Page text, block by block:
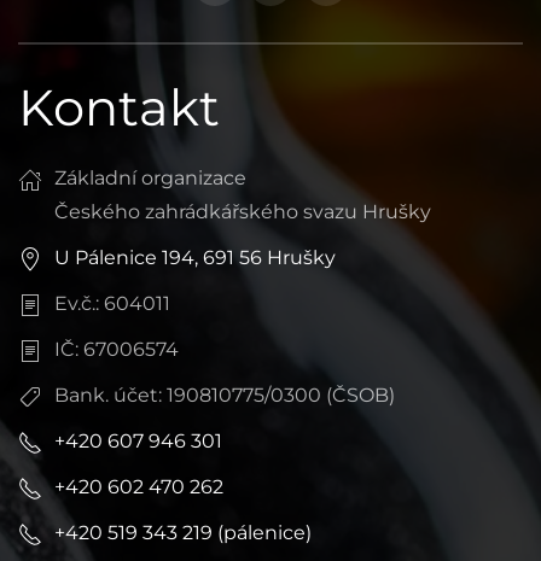
Kontakt
Základní organizace
Českého zahrádkářského svazu Hrušky
U Pálenice 194, 691 56 Hrušky
Ev.č.: 604011
IČ: 67006574
Bank. účet: 190810775/0300 (ČSOB)
+420 607 946 301
+420 602 470 262
+420 519 343 219 (pálenice)